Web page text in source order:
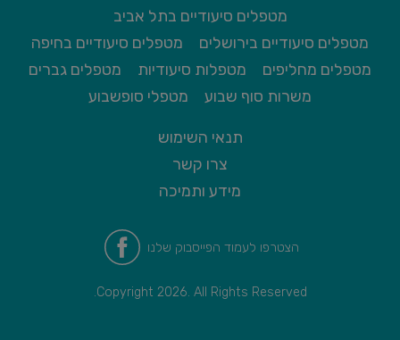
מטפלים סיעודיים בתל אביב
מטפלים סיעודיים בירושלים
מטפלים סיעודיים בחיפה
מטפלים מחליפים
מטפלות סיעודיות
מטפלים גברים
משרות סוף שבוע
מטפלי סופשבוע
תנאי השימוש
צרו קשר
מידע ותמיכה
הצטרפו לעמוד הפייסבוק שלנו
Copyright 2026. All Rights Reserved.